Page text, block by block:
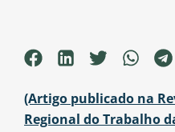
(Artigo publicado na
Regional do Trabalho